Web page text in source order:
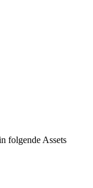
folgende Assets